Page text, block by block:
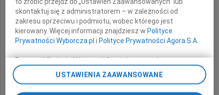
Uroczystości pogrzebowe rozpoczną się
o godzinie 11.30 w nowej kaplicy
na cmentarzu centralnym
w Gdańsku - Srebrzysko.
pogrążeni w smutku
córka i syn z rodziną
skontaktuj się z administratorem – w zależności od
zakresu sprzeciwu i podmiotu, wobec którego jest
kierowany. Więcej informacji znajdziesz w Polityce
Prywatności Wyborcza.pl i Polityce Prywatności Agora S.A.
Poprzez kliknięcie "Akceptuję" wyrażasz zgodę na
zainstalowanie i przechowywanie plików typu cookie
Wyborczej sp. z o. o. jej Zaufanych Partnerów i Agora S.A.
USTAWIENIA ZAAWANSOWANE